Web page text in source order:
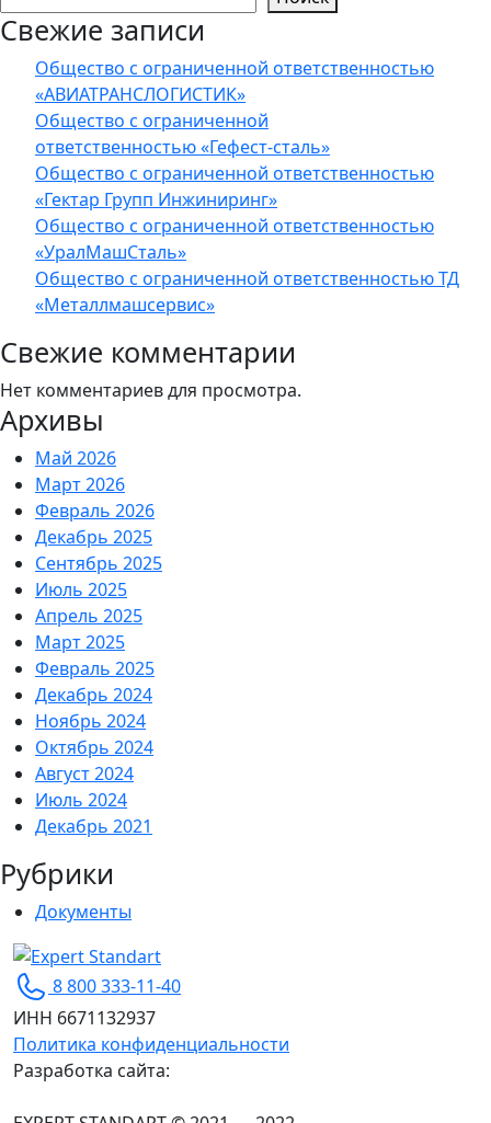
Свежие записи
Общество с ограниченной ответственностью
«АВИАТРАНСЛОГИСТИК»
Общество с ограниченной
ответственностью «Гефест-сталь»
Общество с ограниченной ответственностью
«Гектар Групп Инжиниринг»
Общество с ограниченной ответственностью
«УралМашСталь»
Общество с ограниченной ответственностью ТД
«Металлмашсервис»
Свежие комментарии
Нет комментариев для просмотра.
Архивы
Май 2026
Март 2026
Февраль 2026
Декабрь 2025
Сентябрь 2025
Июль 2025
Апрель 2025
Март 2025
Февраль 2025
Декабрь 2024
Ноябрь 2024
Октябрь 2024
Август 2024
Июль 2024
Декабрь 2021
Рубрики
Документы
Expert Standart
Сертификация ISO для вашего бизнеса
8 800 333-11-40
ИНН 6671132937
Политика конфиденциальности
Разработка сайта: